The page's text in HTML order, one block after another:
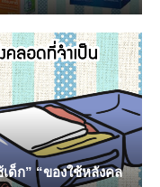
หลังคล